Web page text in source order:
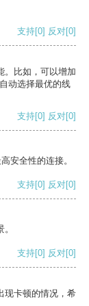
支持[0] 反对[0]
。比如，可以增加
动选择最优的线
支持[0] 反对[0]
安全性的连接。
支持[0] 反对[0]
支持[0] 反对[0]
现卡顿的情况，希